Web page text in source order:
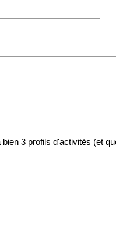
3 profils d'activités (et